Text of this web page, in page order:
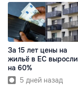
За 15 лет цены на
жильё в ЕС выросли
на 60%
5 дней назад